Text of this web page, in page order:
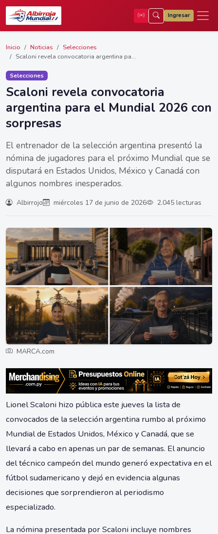
Ingresar
Inicio Noticias
Selecciones
Scaloni revela convocatoria argentina pa...
Selecciones
Scaloni revela convocatoria
argentina para el Mundial 2026 con
sorpresas
El entrenador de la selección argentina presentó la
nómina de jugadores para el próximo Mundial que se
disputará en Estados Unidos, México y Canadá con
algunos nombres inesperados.
Albirrojo miércoles 17 de junio de 2026 2.045 lecturas
MARCA.com
Lionel Scaloni hizo pública este jueves la lista de
convocados de la selección argentina rumbo al próximo
Mundial de Estados Unidos, México y Canadá, que se
llevará a cabo en apenas un par de semanas. El anuncio
del técnico campeón del mundo generó expectativa en el
fútbol sudamericano y dejó en evidencia algunas
decisiones que sorprendieron al periodismo
especializado.
La nómina presentada por Scaloni incluye nombres